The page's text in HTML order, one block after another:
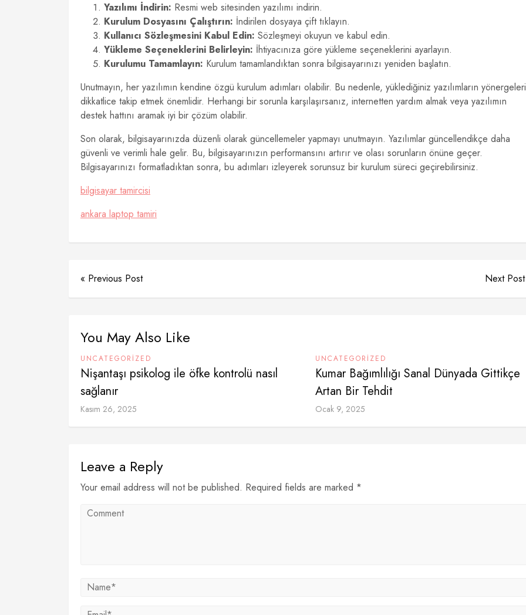
Yazılımı İndirin: Resmi web sitesinden yazılımı indirin.
Kurulum Dosyasını Çalıştırın: İndirilen dosyaya çift tıklayın.
Kullanıcı Sözleşmesini Kabul Edin: Sözleşmeyi okuyun ve kabul edin.
Yükleme Seçeneklerini Belirleyin: İhtiyacınıza göre yükleme seçeneklerini ayarlayın.
Kurulumu Tamamlayın: Kurulum tamamlandıktan sonra bilgisayarınızı yeniden başlatın.
Unutmayın, her yazılımın kendine özgü kurulum adımları olabilir. Bu nedenle, yüklediğiniz yazılımların
dikkatlice takip etmek önemlidir. Herhangi bir sorunla karşılaşırsanız, internetten yardım almak veya yazılımın
destek hattını aramak iyi bir çözüm olabilir.
Son olarak, bilgisayarınızda düzenli olarak güncellemeler yapmayı unutmayın. Yazılımlar güncellendikçe daha
güvenli ve verimli hale gelir. Bu, bilgisayarınızın performansını artırır ve olası sorunların önüne geçer.
Bilgisayarınızı formatladıktan sonra, bu adımları izleyerek sorunsuz bir kurulum süreci geçirebilirsiniz.
bilgisayar tamircisi
ankara laptop tamiri
« Previous Post Next
You May Also Like
UNCATEGORIZED
Nişantaşı psikolog ile öfke kontrolü nasıl
sağlanır
Kasım 26, 2025
UNCATEGORIZED
Kumar Bağımlılığı Sanal Dünyada Gittikçe
Artan Bir Tehdit
Ocak 9, 2025
Leave a Reply
Your email address will not be published. Required fields are marked *